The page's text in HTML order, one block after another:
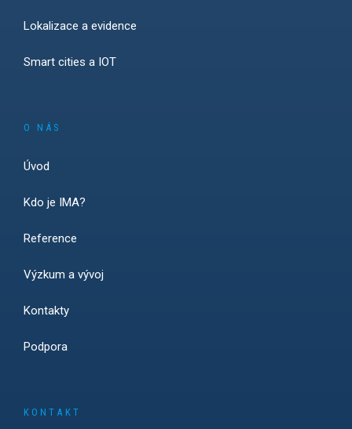
Lokalizace a evidence
Smart cities a IOT
O NÁS
Úvod
Kdo je IMA?
Reference
Výzkum a vývoj
Kontakty
Podpora
KONTAKT